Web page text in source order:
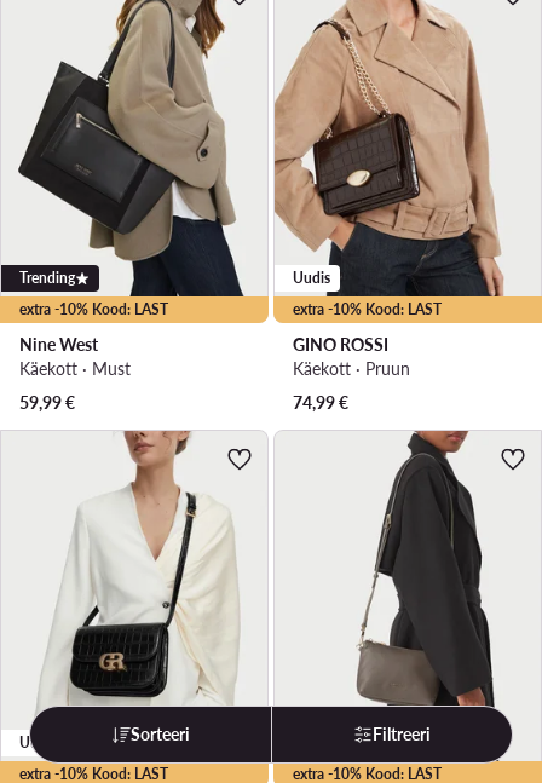
extra -10% Kood: LAST
Trending
Nine West
Käekott · Must
59,99€
extra -10% Kood: LAST
Uudis
GINO ROSSI
Käekott · Pruun
74,99€
extra -10% Kood: LAST
Uudis
extra -10% Kood: LAST
Sorteeri Filtreeri